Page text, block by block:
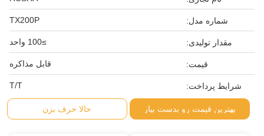
شماره مدل: TX200P
مقدار تولیدی: ≥100 واحد
قیمت: قابل مذاکره
شرایط پرداخت: T/T
بهترین قیمت رو بدست بیار حالا حرف بزن